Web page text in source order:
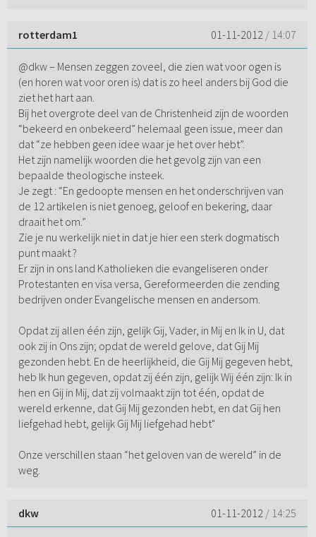
rotterdam1 01-11-2012 / 14:07
@dkw – Mensen zeggen zoveel, die zien wat voor ogen is
(en horen wat voor oren is) dat is zo heel anders bij God die
ziet het hart aan.
Bij het overgrote deel van de Christenheid zijn de woorden
“bekeerd en onbekeerd” helemaal geen issue, meer dan
dat “ze hebben geen idee waar je het over hebt”.
Het zijn namelijk woorden die het gevolg zijn van een
bepaalde theologische insteek.
Je zegt : “En gedoopte mensen en het onderschrijven van
de 12 artikelen is niet genoeg, geloof en bekering, daar
draait het om.”
Zie je nu werkelijk niet in dat je hier een sterk dogmatisch
punt maakt ?
Er zijn in ons land Katholieken die evangeliseren onder
Protestanten en visa versa, Gereformeerden die zending
bedrijven onder Evangelische mensen en andersom.
Opdat zij allen één zijn, gelijk Gij, Vader, in Mij en Ik in U, dat
ook zij in Ons zijn; opdat de wereld gelove, dat Gij Mij
gezonden hebt. En de heerlijkheid, die Gij Mij gegeven hebt,
heb Ik hun gegeven, opdat zij één zijn, gelijk Wij één zijn: Ik in
hen en Gij in Mij, dat zij volmaakt zijn tot één, opdat de
wereld erkenne, dat Gij Mij gezonden hebt, en dat Gij hen
liefgehad hebt, gelijk Gij Mij liefgehad hebt"
Onze verschillen staan “het geloven van de wereld” in de
weg.
dkw 01-11-2012 / 14:25